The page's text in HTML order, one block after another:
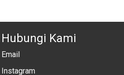
Hubungi Kami
Email
Instagram